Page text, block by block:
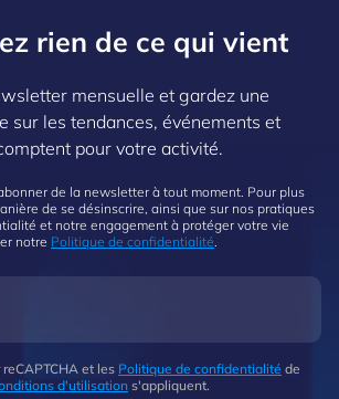
rien de ce qui vient
mensuelle et gardez une
sur les tendances, événements et
pour votre activité.
de la newsletter à tout moment. Pour plus
de se désinscrire, ainsi que sur nos pratiques
et notre engagement à protéger votre vie
notre Politique de confidentialité.
et les Politique de confidentialité de
d'utilisation s'appliquent.